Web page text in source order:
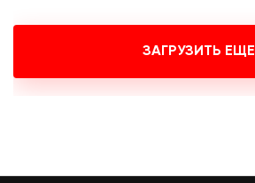
ЗАГРУЗИТЬ ЕЩЕ